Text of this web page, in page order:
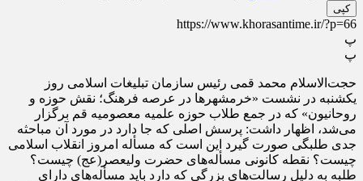
کپی
https://www.khorasantime.ir/?p=66
پ
پ
حجت‌الاسلام محمد قمی رئیس سازمان تبلیغات اسلامی روز
یکشنبه در نشست «خرمشهرها در عرصه فرهنگ؛ نقش حوزه و
روحانیون» که در جمع طلاب حوزه علمیه معصومیه قم برگزار
می‌شد، اظهار داشت: پرسش اصلی که جا دارد در مورد آن مباحثه
جدی طلبگی صورت گیرد این است که مسأله امروز انقلاب اسلامی
چیست؟ نقطه کانونی مسأله‌های حضرت ولیعصر(عج) چیست؟
طلبه به دلیل رسالت‌های بزرگی که دارد باید مسأله‌های دارای